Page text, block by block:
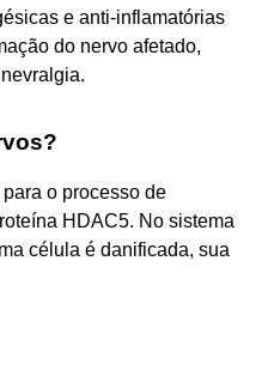
e anti-inflamatórias
do nervo afetado,
o processo de
HDAC5. No sistema
célula é danificada, sua